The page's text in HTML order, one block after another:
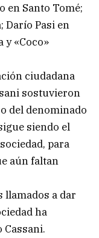
en Santo Tomé;
Darío Pasi en
y «Coco»
ciudadana
sostuvieron
del denominado
siendo el
para
aún faltan
llamados a dar
ha
Cassani.